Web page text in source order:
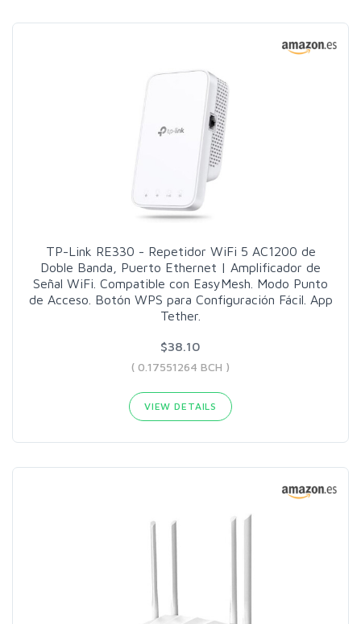
TP-Link RE330 - Repetidor WiFi 5 AC1200 de
Doble Banda, Puerto Ethernet | Amplificador de
Señal WiFi. Compatible con EasyMesh. Modo Punto
de Acceso. Botón WPS para Configuración Fácil. App
Tether.
$38.10
( 0.17551264 BCH )
VIEW DETAILS